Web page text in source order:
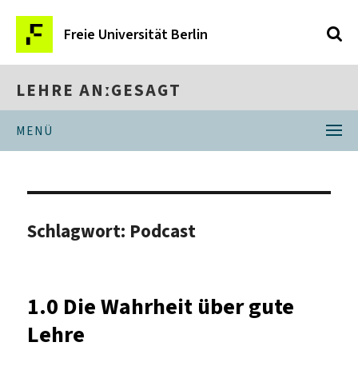
Freie Universität Berlin
LEHRE ANːGESAGT
MENÜ
Schlagwort: Podcast
1.0 Die Wahrheit über gute
Lehre